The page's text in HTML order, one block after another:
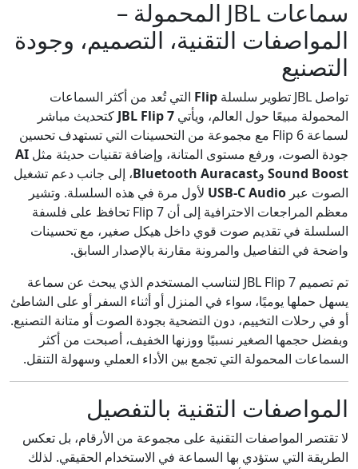
سماعات JBL المحمولة –
المواصفات التقنية، التصميم، وجودة
التصنيع
تواصل JBL تطوير سلسلة Flip التي تُعد من أكثر السماعات
المحمولة مبيعًا حول العالم، ويأتي JBL Flip 7 كتحديث مباشر
لسماعة Flip 6 مع مجموعة من التحسينات التي تستهدف تحسين
جودة الصوت، ورفع مستوى المتانة، وإضافة تقنيات حديثة مثل AI
Sound Boost وBluetooth Auracast، إلى جانب دعم تشغيل
الصوت عبر USB-C Audio لأول مرة في هذه السلسلة. وتشير
معظم المراجعات الاحترافية إلى أن Flip 7 تحافظ على فلسفة
السلسلة في تقديم صوت قوي داخل هيكل صغير، مع تحسينات
واضحة في التفاصيل والمرونة مقارنة بالإصدار السابق.
تم تصميم JBL Flip 7 لتناسب المستخدم الذي يبحث عن سماعة
يسهل حملها يوميًا، سواء في المنزل أو أثناء السفر أو على الشاطئ
أو في رحلات التخييم، دون التضحية بجودة الصوت أو متانة التصنيع.
وبفضل حجمها الصغير نسبيًا ووزنها الخفيف، أصبحت من أكثر
السماعات المحمولة التي تجمع بين الأداء العملي وسهولة التنقل.
المواصفات التقنية بالتفصيل
لا تقتصر المواصفات التقنية على مجموعة من الأرقام، بل تعكس
الطريقة التي ستؤدي بها السماعة في الاستخدام الحقيقي. لذلك